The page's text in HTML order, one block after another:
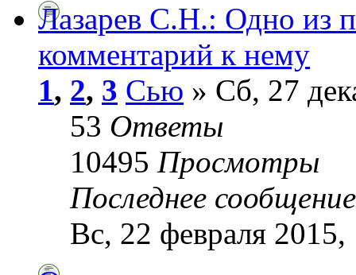
Лазарев С.Н.: Одно из
комментарий к нему
1, 2, 3 Сью » Сб, 27
53 Ответы
10495 Просмотры
Последнее
Вс, 22 февраля 2015,